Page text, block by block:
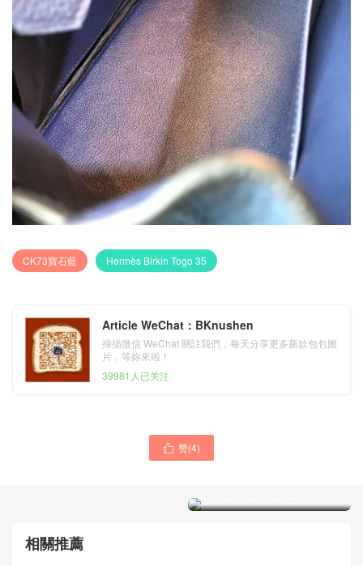
CK73寶石藍 Hermès Birkin Togo 35
Article WeChat：BKnushen
掃描微信 WeChat 關註我們，每天分享更多新款包包圖
片，等妳來啦！
39981人已关注
 赞(4)
愛馬仕Hermes最出名的包袋
相關推薦